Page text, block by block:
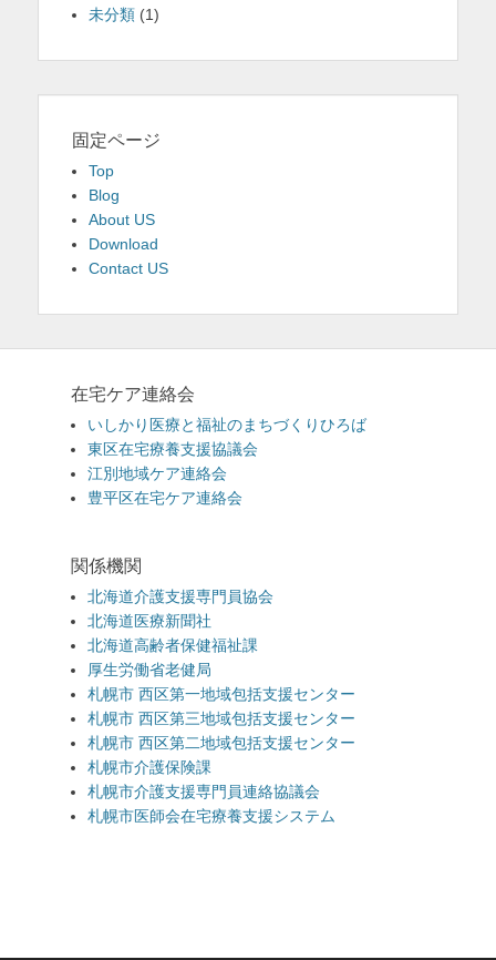
未分類 (1)
固定ページ
Top
Blog
About US
Download
Contact US
在宅ケア連絡会
いしかり医療と福祉のまちづくりひろば
東区在宅療養支援協議会
江別地域ケア連絡会
豊平区在宅ケア連絡会
関係機関
北海道介護支援専門員協会
北海道医療新聞社
北海道高齢者保健福祉課
厚生労働省老健局
札幌市 西区第一地域包括支援センター
札幌市 西区第三地域包括支援センター
札幌市 西区第二地域包括支援センター
札幌市介護保険課
札幌市介護支援専門員連絡協議会
札幌市医師会在宅療養支援システム